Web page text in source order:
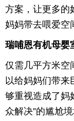
戏
快
讯
财
化
方案，让更多的
妈妈带去喂爱空
瑞哺恩有机母婴
仅需几平方米空
以给妈妈们带来
够重视造成了妈
众解决”的尴尬